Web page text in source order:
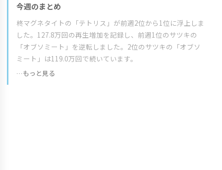
今週のまとめ
柊マグネタイトの「テトリス」が前週2位から1位に浮上しま
した。127.8万回の再生増加を記録し、前週1位のサツキの
「オブソミート」を逆転しました。2位のサツキの「オブソ
ミート」は119.0万回で続いています。
…もっと見る